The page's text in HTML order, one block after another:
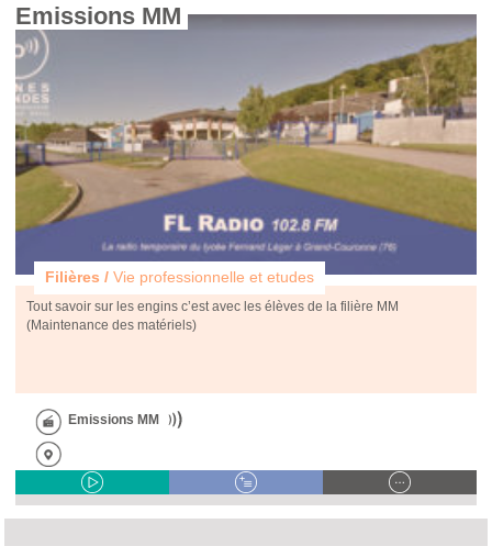
Emissions MM
Filières / Vie professionnelle et etudes
Tout savoir sur les engins c’est avec les élèves de la filière MM
(Maintenance des matériels)
Emissions MM